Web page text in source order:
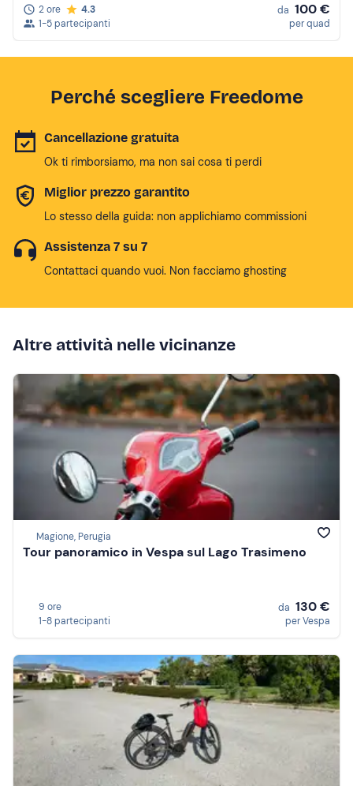
2 ore
4.3
1-5 partecipanti
da 100 €
per quad
Perché scegliere Freedome
Cancellazione gratuita
Ok ti rimborsiamo, ma non sai cosa ti perdi
Miglior prezzo garantito
Lo stesso della guida: non applichiamo commissioni
Assistenza 7 su 7
Contattaci quando vuoi. Non facciamo ghosting
Altre attività nelle vicinanze
Magione, Perugia
Tour panoramico in Vespa sul Lago Trasimeno
9 ore
1-8 partecipanti
da 130 €
per Vespa